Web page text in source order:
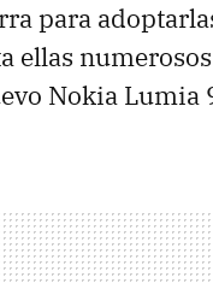
para
ellas
Nokia Lumia